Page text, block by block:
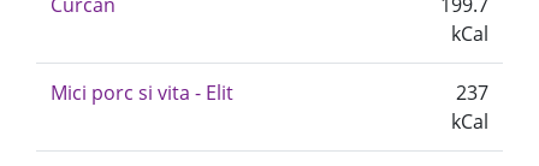
kCal
Mici porc si vita - Elit
237
kCal